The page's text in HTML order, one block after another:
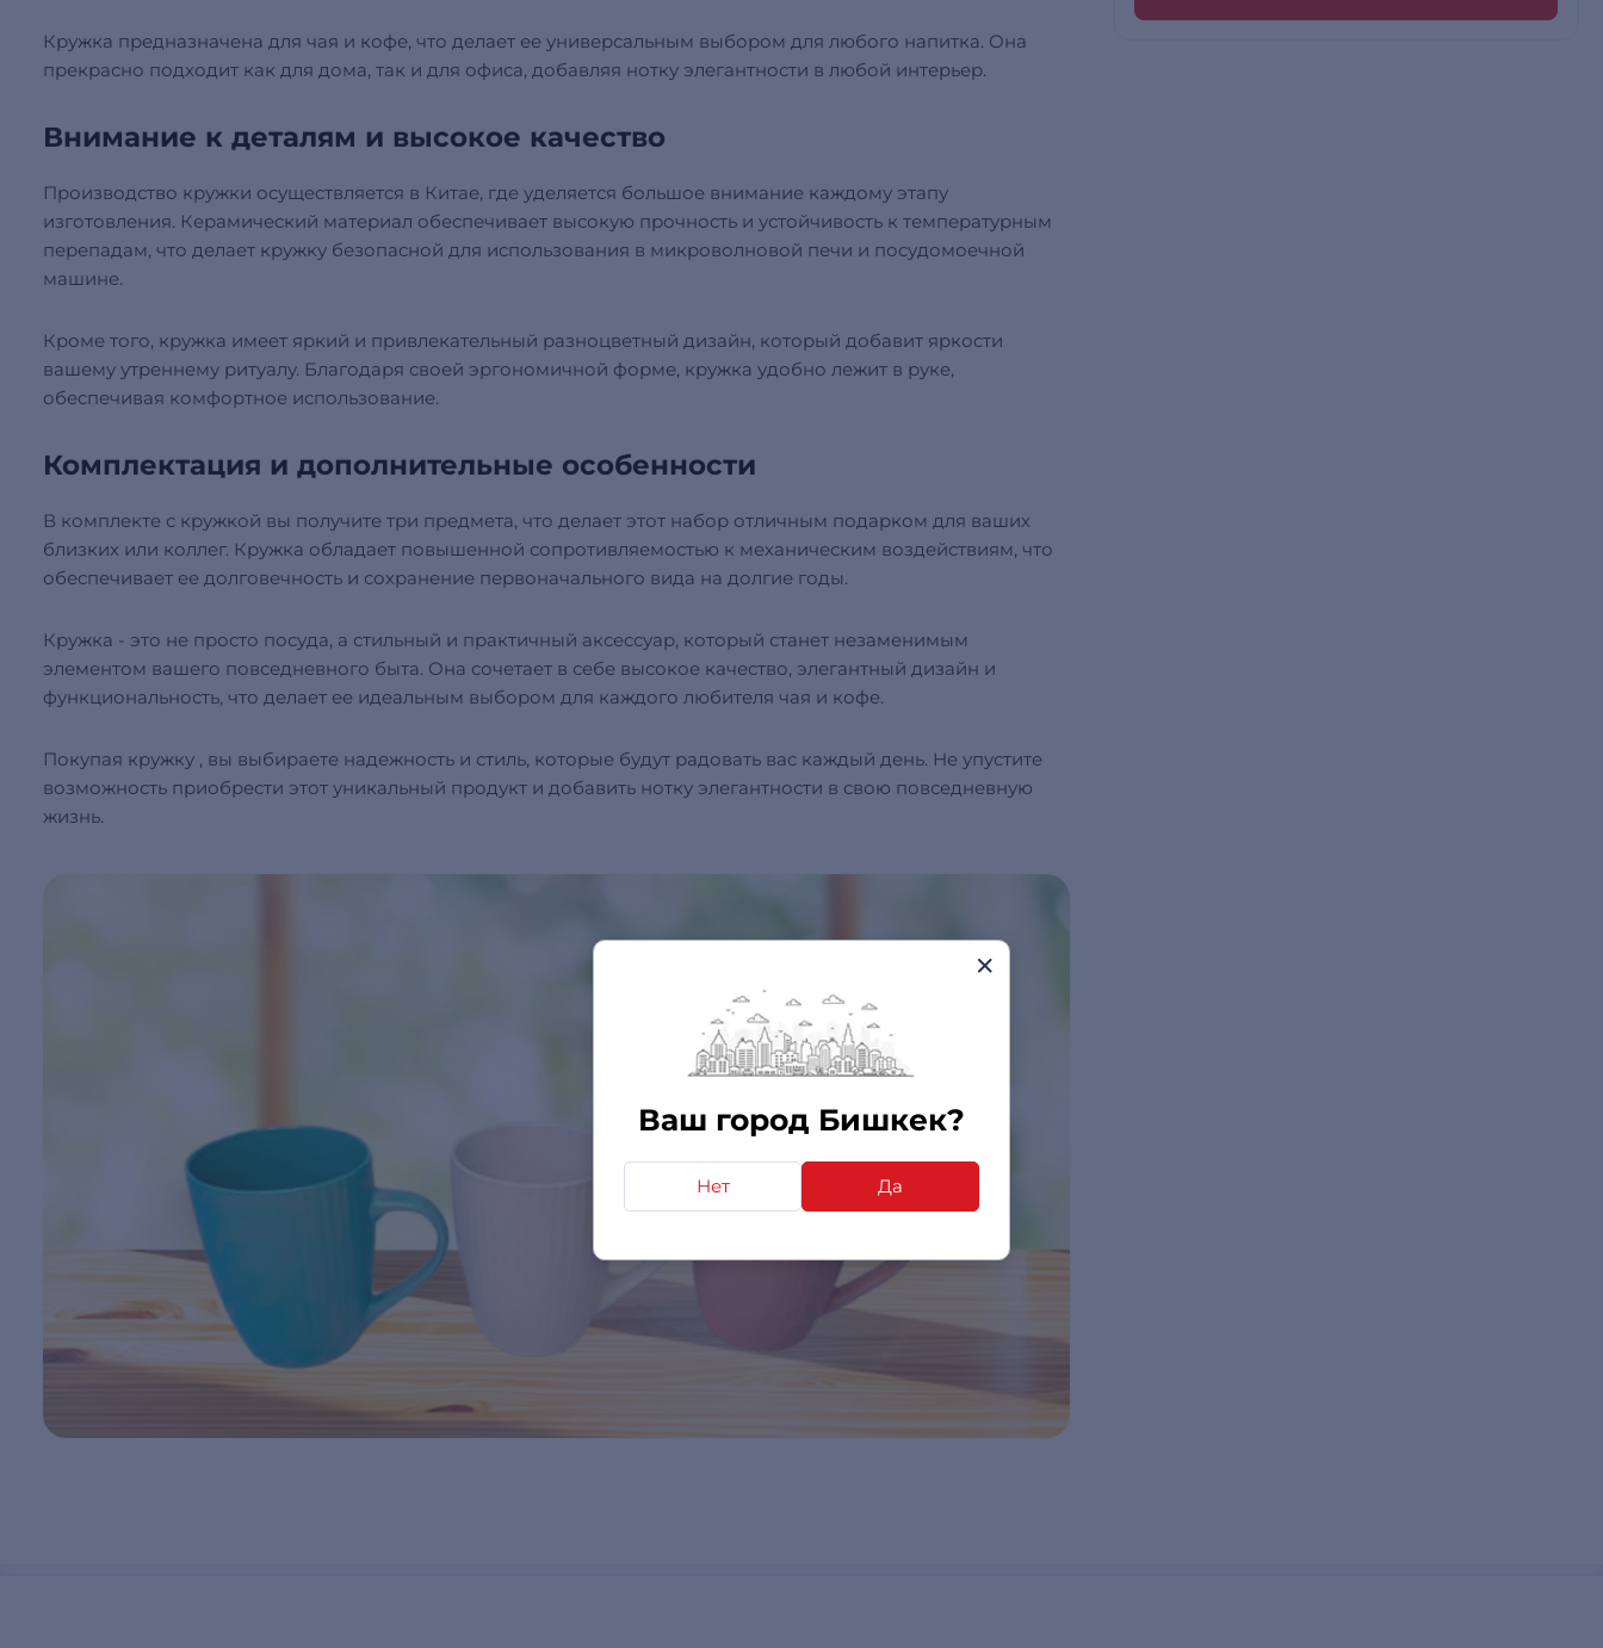
Ваш город Бишкек?
Нет Да
Кружка предназначена для чая и кофе, что делает ее универсальным выбором для любого напитка. Она
прекрасно подходит как для дома, так и для офиса, добавляя нотку элегантности в любой интерьер.
Внимание к деталям и высокое качество
Производство кружки осуществляется в Китае, где уделяется большое внимание каждому этапу
изготовления. Керамический материал обеспечивает высокую прочность и устойчивость к температурным
перепадам, что делает кружку безопасной для использования в микроволновой печи и посудомоечной
машине.
Кроме того, кружка имеет яркий и привлекательный разноцветный дизайн, который добавит яркости
вашему утреннему ритуалу. Благодаря своей эргономичной форме, кружка удобно лежит в руке,
обеспечивая комфортное использование.
Комплектация и дополнительные особенности
В комплекте с кружкой вы получите три предмета, что делает этот набор отличным подарком для ваших
близких или коллег. Кружка обладает повышенной сопротивляемостью к механическим воздействиям, что
обеспечивает ее долговечность и сохранение первоначального вида на долгие годы.
Кружка - это не просто посуда, а стильный и практичный аксессуар, который станет незаменимым
элементом вашего повседневного быта. Она сочетает в себе высокое качество, элегантный дизайн и
функциональность, что делает ее идеальным выбором для каждого любителя чая и кофе.
Покупая кружку , вы выбираете надежность и стиль, которые будут радовать вас каждый день. Не упустите
возможность приобрести этот уникальный продукт и добавить нотку элегантности в свою повседневную
жизнь.